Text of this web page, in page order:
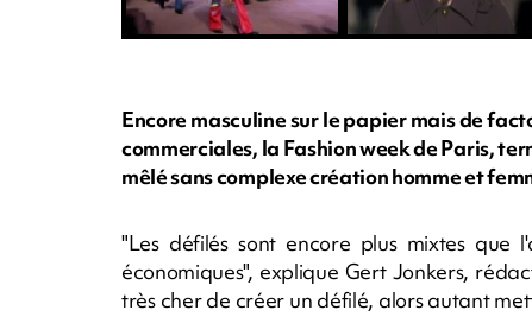
Encore masculine sur le papier mais de
commerciales, la Fashion week de Paris,
mêlé sans complexe création homme et
"Les défilés sont encore plus mixtes que
économiques", explique Gert Jonkers,
très cher de créer un défilé, alors autant